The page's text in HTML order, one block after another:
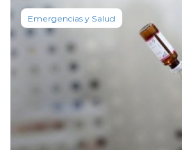
Emergencias y Salud